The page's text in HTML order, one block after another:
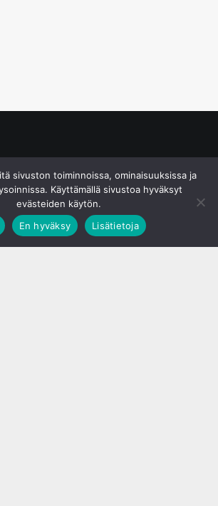
sivuston toiminnoissa, ominaisuuksissa ja
Käyttämällä sivustoa hyväksyt
evästeiden käytön.
En hyväksy Lisätietoja